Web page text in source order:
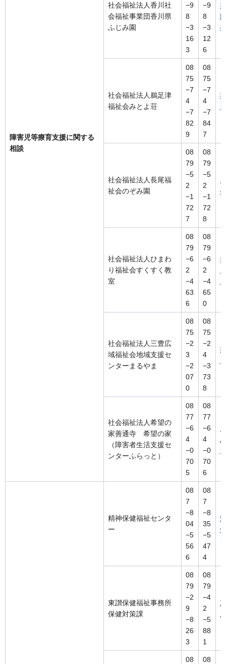
障害児等療育支援に関する
相談
社会福祉法人香川社
会福祉事業団香川県
ふじみ園
−9
8
−3
16
3
−9
8
−3
12
6
社会福祉法人鵜足津
福祉会みとよ荘
08
75
−7
4
−7
82
9
08
75
−7
4
−7
84
7
社会福祉法人長尾福
祉会のぞみ園
08
79
−5
2
−1
72
7
08
79
−5
2
−1
72
8
社会福祉法人ひまわ
り福祉会すくすく教
室
08
79
−6
2
−4
63
6
08
79
−6
2
−4
65
0
社会福祉法人三豊広
域福祉会地域支援セ
ンターまるやま
08
75
−2
3
−2
07
0
08
75
−2
4
−3
73
8
社会福祉法人希望の
家善通寺 希望の家
（障害者生活支援セ
ンターふらっと）
08
77
−6
4
−0
70
5
08
77
−6
4
−0
70
6
精神保健福祉センタ
ー
08
7
−8
04
−5
56
6
08
7
−8
35
−5
47
4
東讃保健福祉事務所
保健対策課
08
79
−2
9
−8
26
3
08
79
−4
2
−5
88
1
08
08